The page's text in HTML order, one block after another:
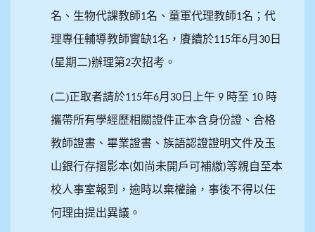
名、生物代課教師1名、童軍代理教師1名；代
理專任輔導教師實缺1名，賡續於115年6月 30 日
(星期二)辦理第2次招考。
(二)正取者請於115年6月 30 日上午 9 時至 10 時
攜帶所有學經歷相關證件正本含身份證、合格
教師證書、畢業證書、族語認證證明文件及玉
山銀行存摺影本(如尚未開戶可補繳)等親自至本
校人事室報到，逾時以棄權論，事後不得以任
何理由提出異議。